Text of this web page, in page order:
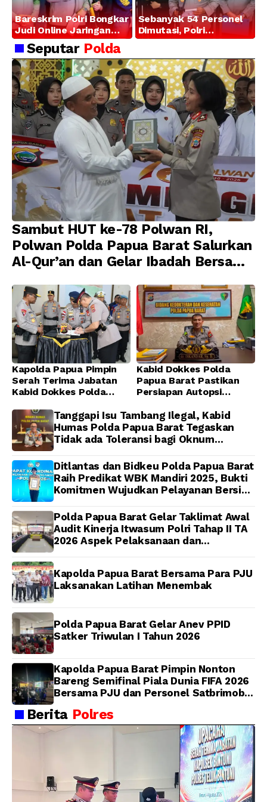
Bareskrim Polri Bongkar
Judi Online Jaringan
Internasional di Jakarta
Barat, 321 WNA
Diamankan
Sebanyak 54 Personel
Dimutasi, Polri
Tegaskan Komitmen
Profesionalisme
Seputar Polda
Sambut HUT ke-78 Polwan RI,
Polwan Polda Papua Barat Salurkan
Al-Qur’an dan Gelar Ibadah Bersama
Kapolda Papua Pimpin
Serah Terima Jabatan
Kabid Dokkes Polda
Kabid Dokkes Polda
Papua Barat Pastikan
Persiapan Autopsi
Papua Barat Yanto
Idorway Telah Matang,
Pelaksanaan
Dijadwalkan Kamis
Tanggapi Isu Tambang Ilegal, Kabid
Humas Polda Papua Barat Tegaskan
Tidak ada Toleransi bagi Oknum
Ditlantas dan Bidkeu Polda Papua Barat
Raih Predikat WBK Mandiri 2025, Bukti
Komitmen Wujudkan Pelayanan Bersih
Polda Papua Barat Gelar Taklimat Awal
Audit Kinerja Itwasum Polri Tahap II TA
2026 Aspek Pelaksanaan dan
Kapolda Papua Barat Bersama Para PJU
Laksanakan Latihan Menembak
Polda Papua Barat Gelar Anev PPID
Satker Triwulan I Tahun 2026
Kapolda Papua Barat Pimpin Nonton
Bareng Semifinal Piala Dunia FIFA 2026
Bersama PJU dan Personel Satbrimob
Berita Polres